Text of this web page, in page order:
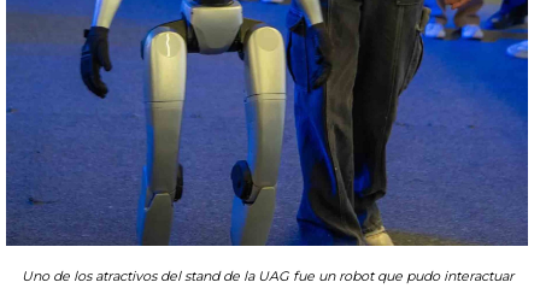
Uno de los atractivos del stand de la UAG fue un robot que pudo interactuar